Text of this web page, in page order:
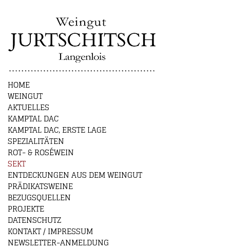
HOME
WEINGUT
AKTUELLES
KAMPTAL DAC
KAMPTAL DAC, ERSTE LAGE
SPEZIALITÄTEN
ROT- & ROSÉWEIN
SEKT
ENTDECKUNGEN AUS DEM WEINGUT
PRÄDIKATSWEINE
BEZUGSQUELLEN
PROJEKTE
DATENSCHUTZ
KONTAKT / IMPRESSUM
NEWSLETTER-ANMELDUNG